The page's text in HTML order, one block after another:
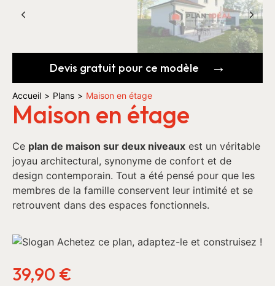
Devis gratuit pour ce modèle
Accueil > Plans > Maison en étage
Maison en étage
Ce plan de maison sur deux niveaux est un véritable
joyau architectural, synonyme de confort et de
design contemporain. Tout a été pensé pour que les
membres de la famille conservent leur intimité et se
retrouvent dans des espaces fonctionnels.
39,90 €